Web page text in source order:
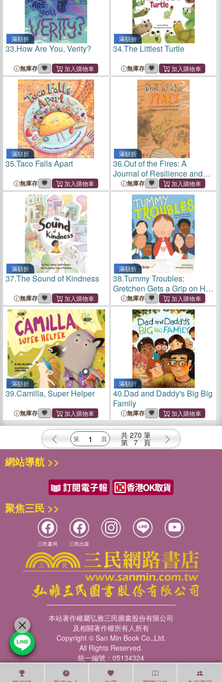
滿額折
33.How Are You, Verity?
無庫存
滿額折
34.The Littlest Turtle
無庫存
滿額折
35.Taco Falls Apart
無庫存
滿額折
36.Out of the Fires: A
Journal of Resilience and
Recovery After Disaster
無庫存
滿額折
37.The Sound of Kindness
無庫存
滿額折
38.Tummy Troubles:
Gretchen Gets a Grip on Her
Fear of Throwing Up
無庫存
滿額折
39.Camilla, Super Helper
無庫存
滿額折
40.Dad and Daddy's Big Big
Family
無庫存
共 270 筆
第 7 頁
網站導航 >>
聚焦三民 >>
三民書局 三民出版
本站著作權屬弘雅三民圖書股份有限公司
及相關著作權所有人所有
Copyright © San Min Book Co.,Ltd.
All Rights Reserved.
統一編號：05134324